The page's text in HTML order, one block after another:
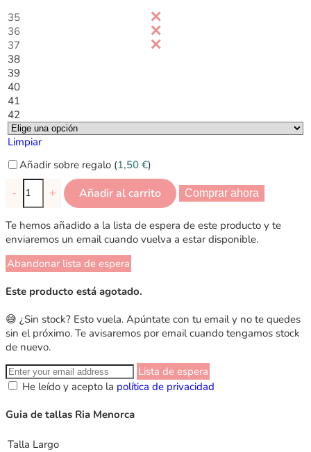
35
36
37
38
39
40
41
42
Limpiar
Añadir sobre regalo (1,50 €)
- + Añadir al carrito Comprar ahora
Te hemos añadido a la lista de espera de este producto y te
enviaremos un email cuando vuelva a estar disponible.
Abandonar lista de espera
Este producto está agotado.
😅 ¿Sin stock? Esto vuela. Apúntate con tu email y no te quedes
sin el próximo. Te avisaremos por email cuando tengamos stock
de nuevo.
Lista de espera
He leído y acepto la política de privacidad
Guia de tallas Ria Menorca
Talla Largo